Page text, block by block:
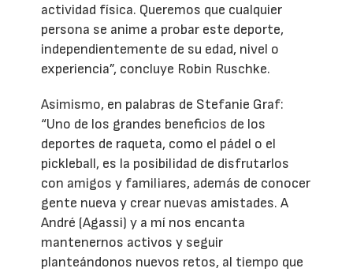
actividad física. Queremos que cualquier
persona se anime a probar este deporte,
independientemente de su edad, nivel o
experiencia”, concluye Robin Ruschke.
Asimismo, en palabras de Stefanie Graf:
“Uno de los grandes beneficios de los
deportes de raqueta, como el pádel o el
pickleball, es la posibilidad de disfrutarlos
con amigos y familiares, además de conocer
gente nueva y crear nuevas amistades. A
André (Agassi) y a mí nos encanta
mantenernos activos y seguir
planteándonos nuevos retos, al tiempo que